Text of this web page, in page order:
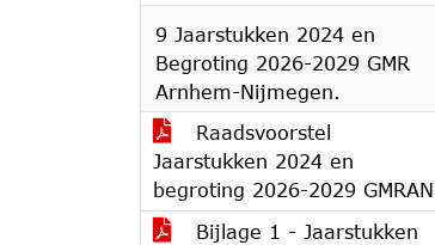
9 Jaarstukken 2024 en
Begroting 2026-2029 GMR
Arnhem-Nijmegen.
Raadsvoorstel
Jaarstukken 2024 en
begroting 2026-2029 GMRAN
Bijlage 1 - Jaarstukken